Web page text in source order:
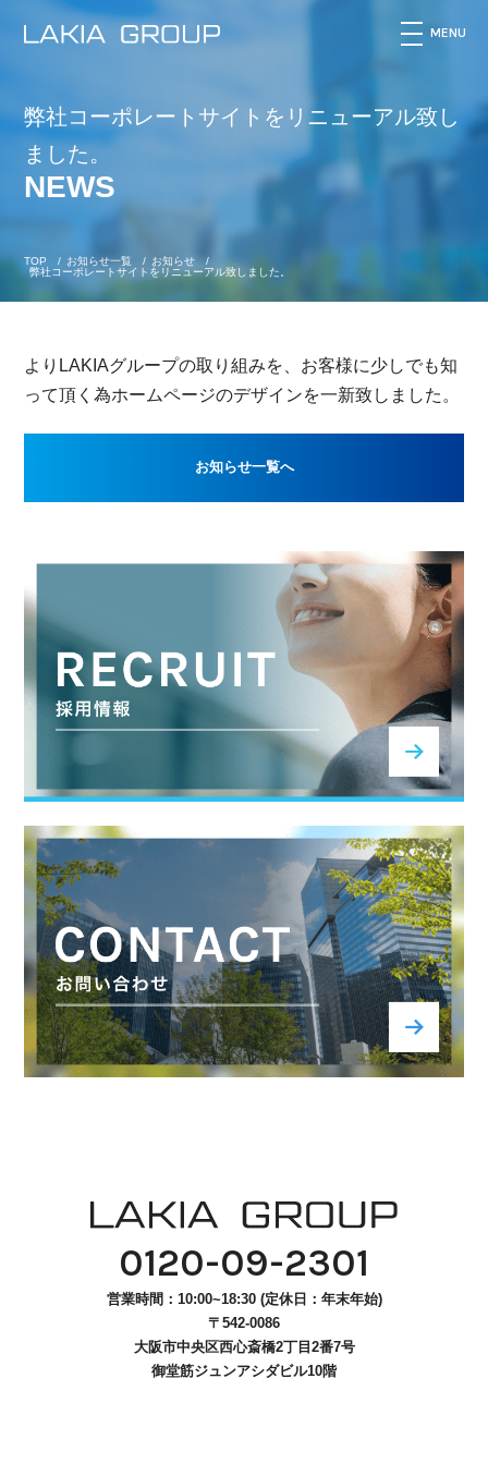
MENU
HOME
SERVICE
NEWS
RECRUTING
ENTRY
CONTACT
弊社コーポレートサイトをリニューアル致し
ました。
NEWS
TOP / お知らせ一覧 / お知らせ
/
弊社コーポレートサイトをリニューアル致しました。
よりLAKIAグループの取り組みを、お客様に少しでも知
って頂く為ホームページのデザインを一新致しました。
お知らせ一覧へ
0120-09-2301
営業時間：10:00~18:30 (定休日：年末年始)
〒542-0086
大阪市中央区西心斎橋2丁目2番7号
御堂筋ジュンアシダビル10階